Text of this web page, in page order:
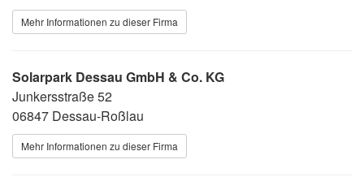
Mehr Informationen zu dieser Firma
Solarpark Dessau GmbH & Co. KG
Junkersstraße 52
06847 Dessau-Roßlau
Mehr Informationen zu dieser Firma